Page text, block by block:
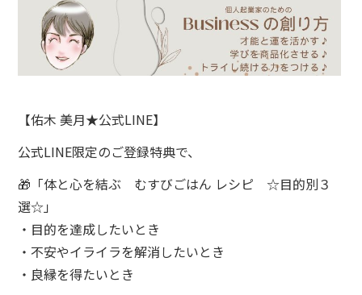
【佑木 美月★公式LINE】
公式LINE限定のご登録特典で、
🎁「体と心を結ぶ むすびごはん レシピ ☆目的別３
選☆」
・目的を達成したいとき
・不安やイライラを解消したいとき
・良縁を得たいとき